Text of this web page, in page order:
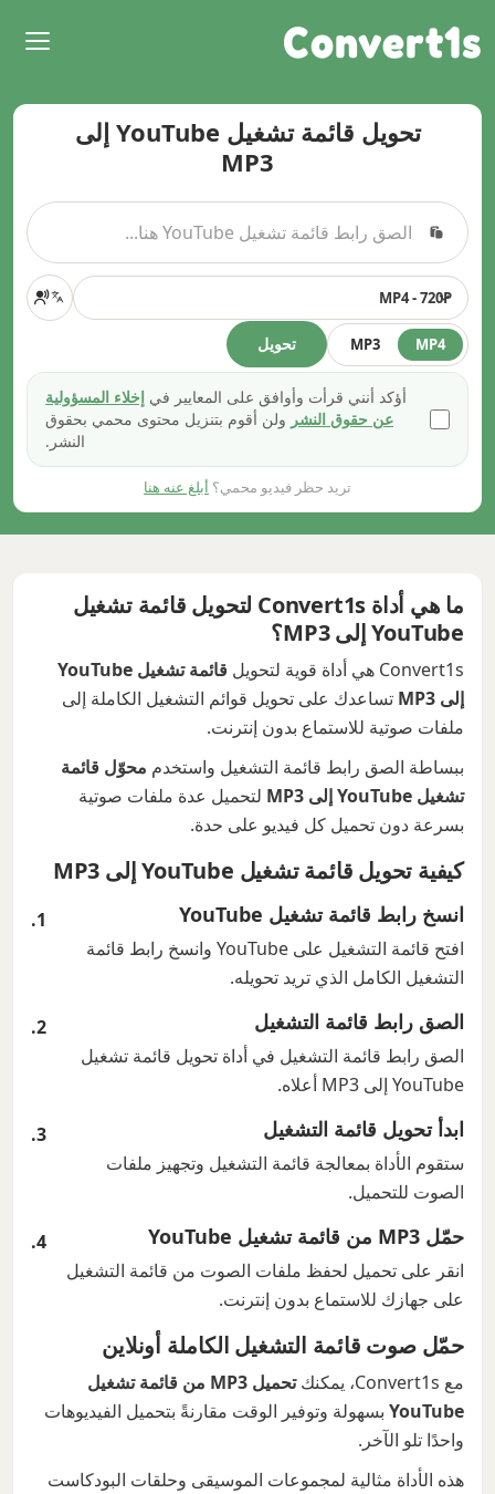
Convert1s
تحويل قائمة تشغيل YouTube إلى
MP3
MP4
MP3
MP4 - 720P
تحويل
أؤكد أنني قرأت وأوافق على المعايير في إخلاء المسؤولية
عن حقوق النشر ولن أقوم بتنزيل محتوى محمي بحقوق
النشر.
تريد حظر فيديو محمي؟ أبلغ عنه هنا
ما هي أداة Convert1s لتحويل قائمة تشغيل
YouTube إلى MP3؟
Convert1s هي أداة قوية لتحويل
قائمة تشغيل YouTube
إلى MP3
تساعدك على تحويل قوائم التشغيل الكاملة إلى
ملفات صوتية للاستماع بدون إنترنت.
ببساطة الصق رابط قائمة التشغيل واستخدم محوّل قائمة
تشغيل YouTube إلى MP3
لتحميل عدة ملفات صوتية
بسرعة دون تحميل كل فيديو على حدة.
كيفية تحويل قائمة تشغيل YouTube إلى MP3
انسخ رابط قائمة تشغيل YouTube
افتح قائمة التشغيل على YouTube وانسخ رابط قائمة
التشغيل الكامل الذي تريد تحويله.
الصق رابط قائمة التشغيل
الصق رابط قائمة التشغيل في أداة تحويل قائمة تشغيل
YouTube إلى MP3 أعلاه.
ابدأ تحويل قائمة التشغيل
ستقوم الأداة بمعالجة قائمة التشغيل وتجهيز ملفات
الصوت للتحميل.
حمّل MP3 من قائمة تشغيل YouTube
انقر على تحميل لحفظ ملفات الصوت من قائمة التشغيل
على جهازك للاستماع بدون إنترنت.
حمّل صوت قائمة التشغيل الكاملة أونلاين
مع Convert1s، يمكنك
تحميل MP3 من قائمة تشغيل
YouTube بسهولة وتوفير الوقت مقارنةً بتحميل الفيديوهات
واحدًا تلو الآخر.
هذه الأداة مثالية لمجموعات الموسيقى وحلقات البودكاست